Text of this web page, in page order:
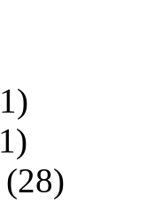
(28)